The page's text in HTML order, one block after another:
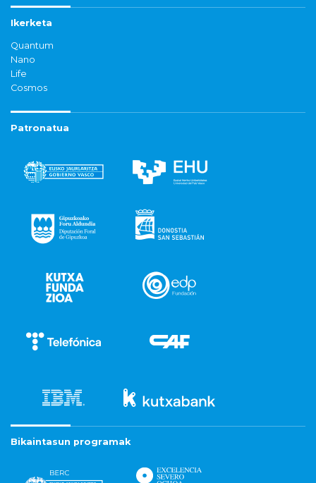
Ikerketa
Quantum
Nano
Life
Cosmos
Patronatua
Bikaintasun programak